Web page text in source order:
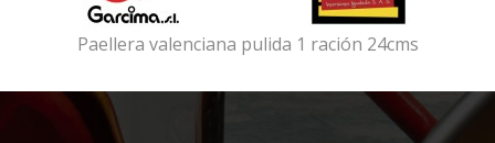
Paellera valenciana pulida 1 ración 24cms